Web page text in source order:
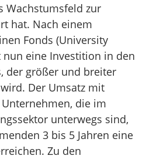
Wachstumsfeld zur
hat. Nach einem
Fonds (University
nun eine Investition in den
der größer und breiter
Der Umsatz mit
die im
unterwegs sind,
3 bis 5 Jahren eine
Zu den